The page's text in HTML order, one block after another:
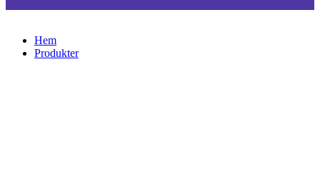
Hem
Produkter